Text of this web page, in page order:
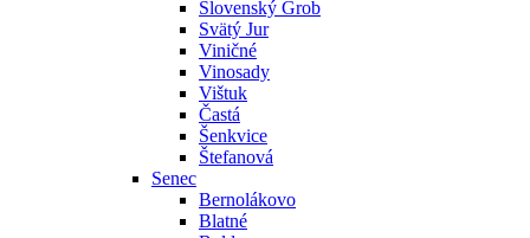
Slovenský Grob
Svätý Jur
Viničné
Vinosady
Vištuk
Častá
Šenkvice
Štefanová
Senec
Bernolákovo
Blatné